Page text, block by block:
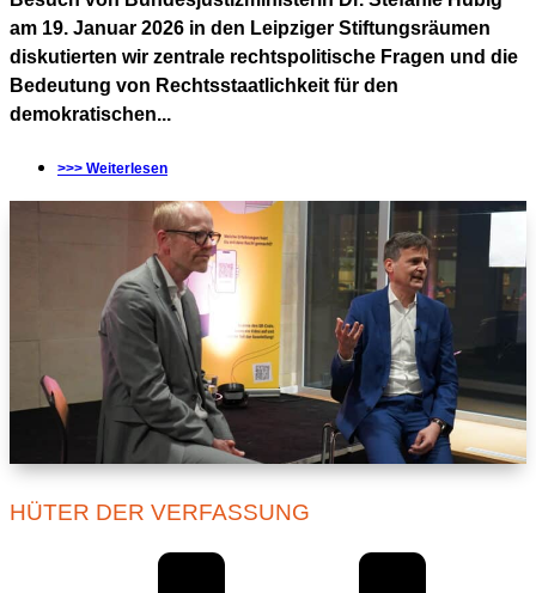
am 19. Januar 2026 in den Leipziger Stiftungsräumen
diskutierten wir zentrale rechtspolitische Fragen und die
Bedeutung von Rechtsstaatlichkeit für den
demokratischen...
>>> Weiterlesen
HÜTER DER VERFASSUNG